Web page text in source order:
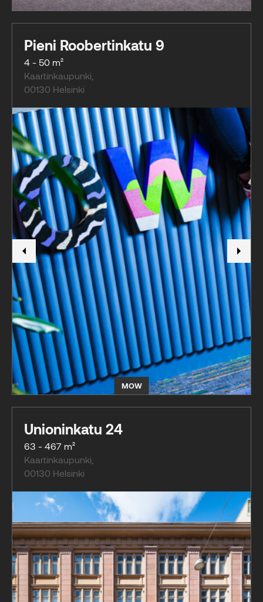
Pieni Roobertinkatu 9
4 - 50 m²
Kaartinkaupunki
00130 Helsinki
MOW
Unioninkatu 24
63 - 467 m²
Kaartinkaupunki
00130 Helsinki